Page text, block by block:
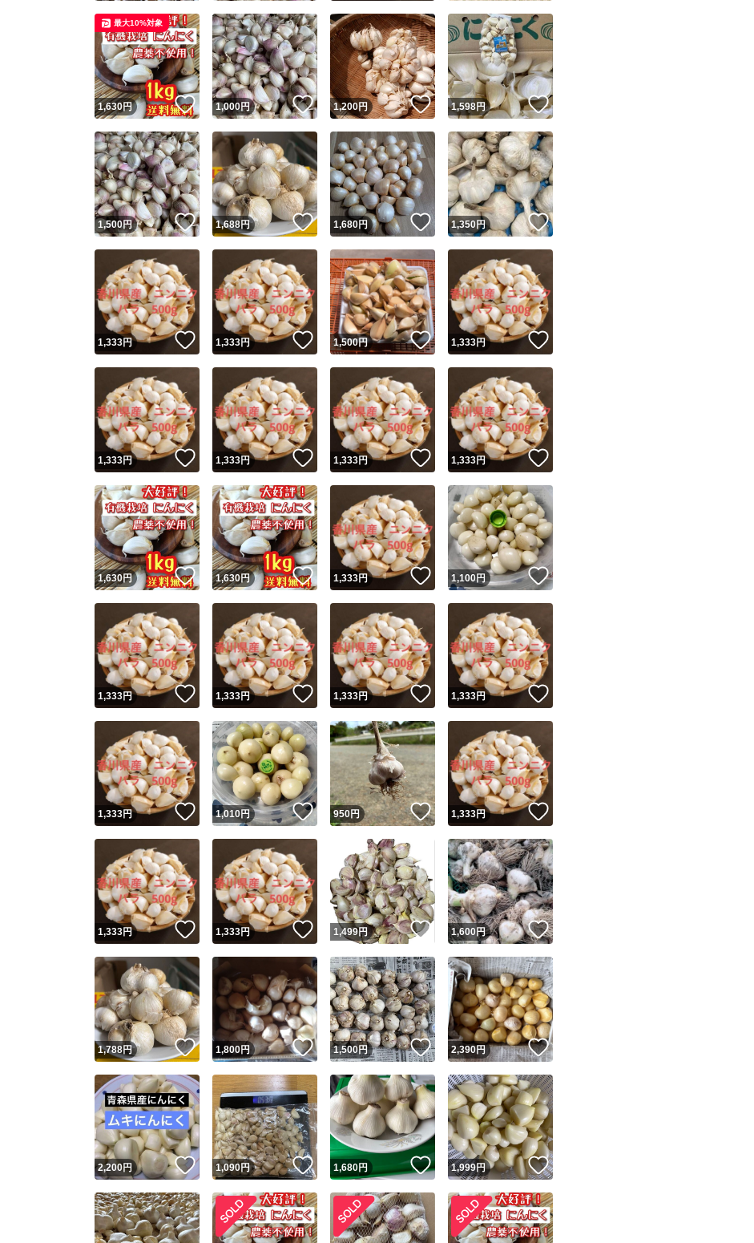
Yahoo!フリマが定めた一定の基準を満たしたユーザーにバッジを付与しています
安心取引出品者
安心取引出品者 Yahoo!フリマの基準をクリアした安心・安全なユーザーです
取引実績
取引実績◯+ このユーザーはYahoo!フリマの取引を完了させた実績があります
他フリマ実績◯+ このユーザーは他フリマサービスでの取引実績があります
スピード&安心発送
※このバッジは実績に基づく表示であり、発送を保証しているものではありません
スピード＆安心発送
このユーザーは高頻度で24時間以内＆設定した発送日数内に発送してい
ます
スピード発送 このユーザーは高頻度で24時間以内に発送しています
安心発送 このユーザーは設定した発送日数内に発送しています
この商品の情報をコピーします
商品画像の無断転載は禁止されています
コピーは1商品につき1回です
出品ページへ
キャンセル
1,630円 いいね！
最大10%対象
1,000円 いいね！
1,200円 いいね！
1,598円 いいね！
1,500円 いいね！
1,688円 いいね！
1,680円 いいね！
1,350円 いいね！
1,333円 いいね！
1,333円 いいね！
1,500円 いいね！
1,333円
1,333円 いいね！
1,333円 いいね！
1,333円 いいね！
1,333円
1,630円 いいね！
1,630円 いいね！
1,333円 いいね！
1,100円 いいね！
1,333円 いいね！
1,333円 いいね！
1,333円 いいね！
1,333円
1,333円 いいね！
1,010円 いいね！
950円 いいね！
1,333円
1,333円 いいね！
1,333円 いいね！
1,499円 いいね！
1,600円 いいね！
1,788円 いいね！
1,800円 いいね！
1,500円 いいね！
2,390円 いいね！
2,200円 いいね！
1,090円 いいね！
1,680円 いいね！
1,999円 いいね！